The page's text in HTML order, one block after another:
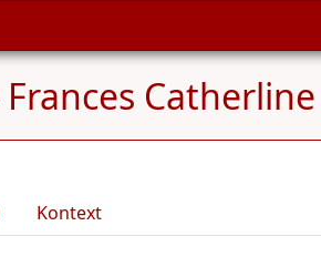
Frances Catherline
Kontext